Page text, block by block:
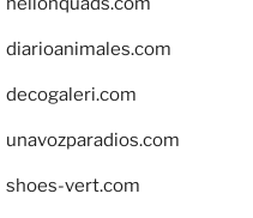
diarioanimales.com
decogaleri.com
unavozparadios.com
shoes-vert.com